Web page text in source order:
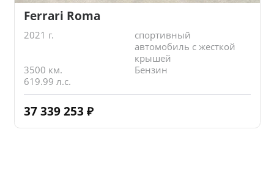
Ferrari Roma
2021 г.
спортивный
автомобиль с жесткой
крышей
3500 км.
Бензин
619.99 л.с.
37 339 253 ₽